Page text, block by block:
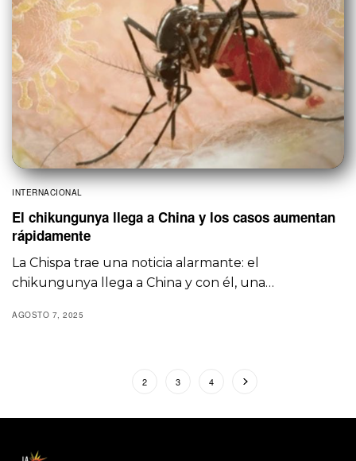
INTERNACIONAL
El chikungunya llega a China y los casos aumentan
rápidamente
La Chispa trae una noticia alarmante: el
chikungunya llega a China y con él, una…
AGOSTO 7, 2025
2 3 4